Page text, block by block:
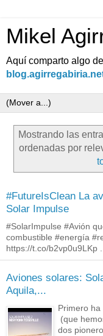
Mikel
Aquí comparto algo
Mostrando las
ordenadas por
#FutureIsClean La
Solar Impulse
#SolarImpulse #Avión
combustible #energía
https://t.co/b2vp0u9LKp ...
Aviones solares:
Aquila,...
Primero
(que
dos